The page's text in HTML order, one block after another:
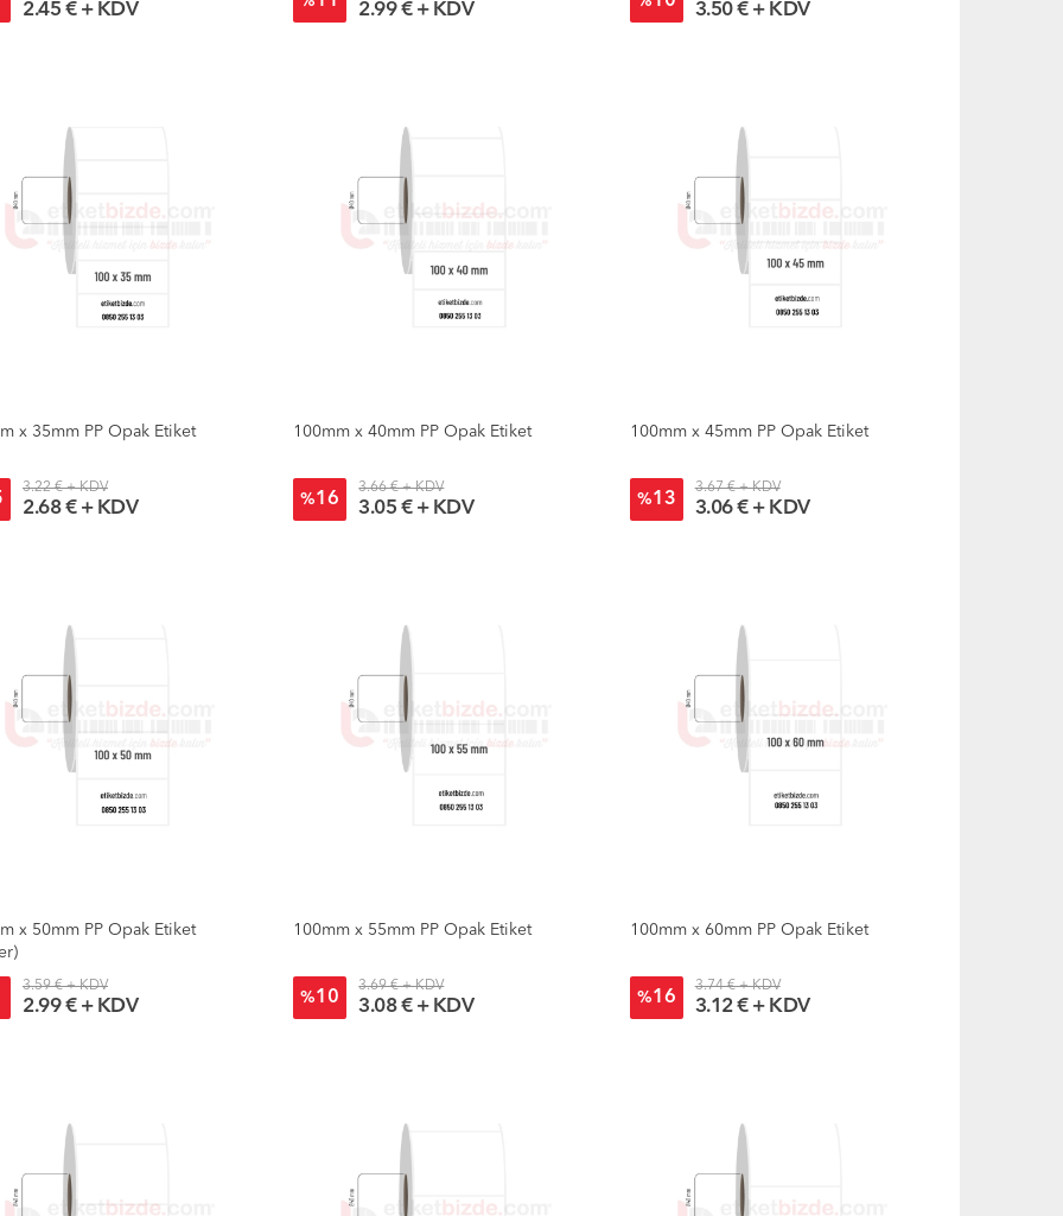
2.45 € + KDV 2.99 € + KDV 3.50 € + KDV
x 35mm PP Opak Etiket
3.22 € + KDV
2.68 € + KDV
100mm x 40mm PP Opak Etiket
%16
3.66 € + KDV
3.05 € + KDV
100mm x 45mm PP Opak Etiket
%13
3.67 € + KDV
3.06 € + KDV
x 50mm PP Opak Etiket
3.59 € + KDV
2.99 € + KDV
100mm x 55mm PP Opak Etiket
%10
3.69 € + KDV
3.08 € + KDV
100mm x 60mm PP Opak Etiket
%16
3.74 € + KDV
3.12 € + KDV